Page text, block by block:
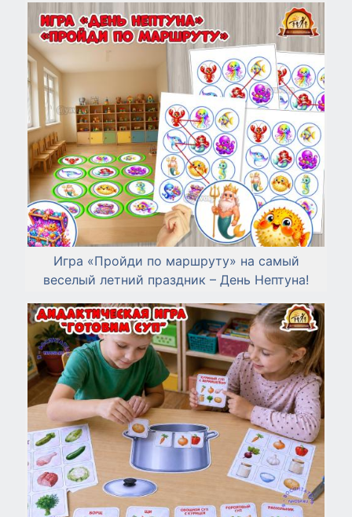
Игра «Пройди по маршруту» на самый
веселый летний праздник – День Нептуна!